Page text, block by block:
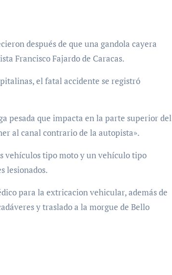
Francisco Fajardo de Caracas.
el fatal accidente se registró
pesada que impacta en la parte superior del
al canal contrario de la autopista».
vehículos tipo moto y un vehículo tipo
lesionados.
para la extricacion vehicular, además de
y traslado a la morgue de Bello